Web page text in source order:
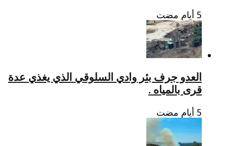
العدو جرف بئر وادي السلوقي الذي يغذي عدة
قرى بالمياه .